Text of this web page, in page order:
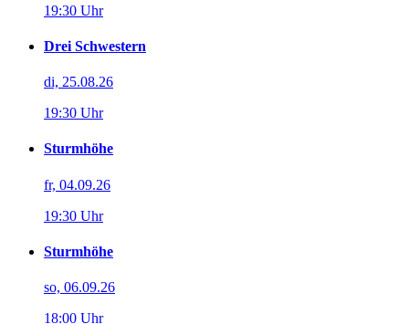
19:30 Uhr
Drei Schwestern
di, 25.08.26
19:30 Uhr
Sturmhöhe
fr, 04.09.26
19:30 Uhr
Sturmhöhe
so, 06.09.26
18:00 Uhr